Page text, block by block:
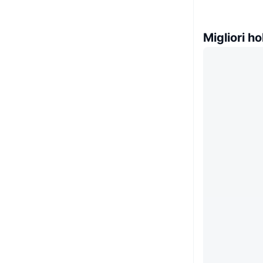
Migliori